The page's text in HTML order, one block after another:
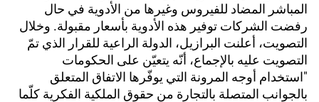
المباشر المضاد للفيروس وغيرها من الأدوية في حال
رفضت الشركات توفير هذه الأدوية بأسعار مقبولة. وخلال
التصويت، أعلنت البرازيل، الدولة الراعية للقرار الذي تمّ
التصويت عليه بالإجماع، أنّه يتعيّن على الحكومات
"استخدام أوجه المرونة التي يوفّرها الاتفاق المتعلق
بالجوانب المتصلة بالتجارة من حقوق الملكية الفكرية كلّما